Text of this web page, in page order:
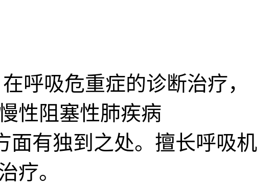
呼吸危重症的诊断治疗，
性阻塞性肺疾病
面有独到之处。擅长呼吸机
疗。